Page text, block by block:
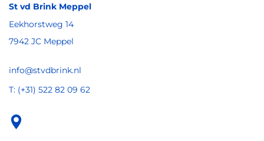
St vd Brink Meppel
Eekhorstweg 14
7942 JC Meppel
info@stvdbrink.nl
T: (+31) 522 82 09 62